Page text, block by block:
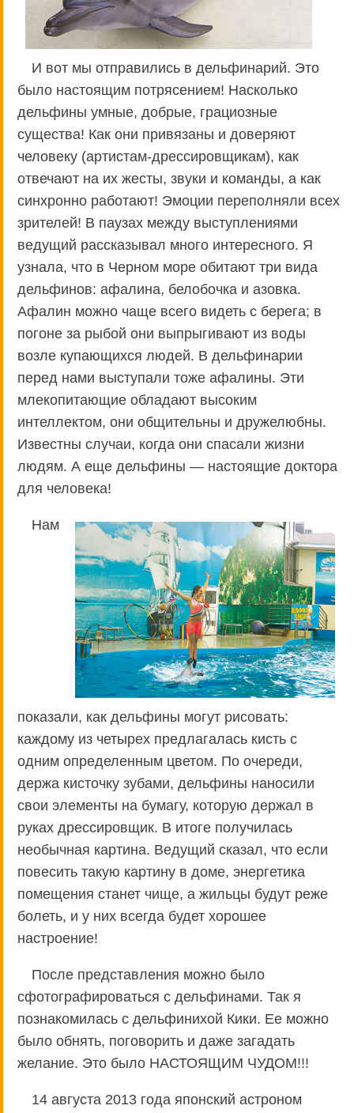
И вот мы отправились в дельфинарий. Это
было настоящим потрясением! Насколько
дельфины умные, добрые, грациозные
существа! Как они привязаны и доверяют
человеку (артистам-дрессировщикам), как
отвечают на их жесты, звуки и команды, а как
синхронно работают! Эмоции переполняли всех
зрителей! В паузах между выступлениями
ведущий рассказывал много интересного. Я
узнала, что в Черном море обитают три вида
дельфинов: афалина, белобочка и азовка.
Афалин можно чаще всего видеть с берега; в
погоне за рыбой они выпрыгивают из воды
возле купающихся людей. В дельфинарии
перед нами выступали тоже афалины. Эти
млекопитающие обладают высоким
интеллектом, они общительны и дружелюбны.
Известны случаи, когда они спасали жизни
людям. А еще дельфины — настоящие доктора
для человека!
Нам
показали, как дельфины могут рисовать:
каждому из четырех предлагалась кисть с
одним определенным цветом. По очереди,
держа кисточку зубами, дельфины наносили
свои элементы на бумагу, которую держал в
руках дрессировщик. В итоге получилась
необычная картина. Ведущий сказал, что если
повесить такую картину в доме, энергетика
помещения станет чище, а жильцы будут реже
болеть, и у них всегда будет хорошее
настроение!
После представления можно было
сфотографироваться с дельфинами. Так я
познакомилась с дельфинихой Кики. Ее можно
было обнять, поговорить и даже загадать
желание. Это было НАСТОЯЩИМ ЧУДОМ!!!
14 августа 2013 года японский астроном